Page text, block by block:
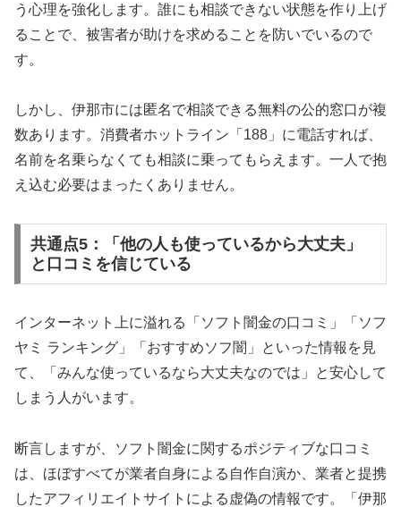
う心理を強化します。誰にも相談できない状態を作り上げ
ることで、被害者が助けを求めることを防いでいるので
す。
しかし、伊那市には匿名で相談できる無料の公的窓口が複
数あります。消費者ホットライン「188」に電話すれば、
名前を名乗らなくても相談に乗ってもらえます。一人で抱
え込む必要はまったくありません。
共通点5：「他の人も使っているから大丈夫」
と口コミを信じている
インターネット上に溢れる「ソフト闇金の口コミ」「ソフ
ヤミ ランキング」「おすすめソフ闇」といった情報を見
て、「みんな使っているなら大丈夫なのでは」と安心して
しまう人がいます。
断言しますが、ソフト闇金に関するポジティブな口コミ
は、ほぼすべてが業者自身による自作自演か、業者と提携
したアフィリエイトサイトによる虚偽の情報です。「伊那